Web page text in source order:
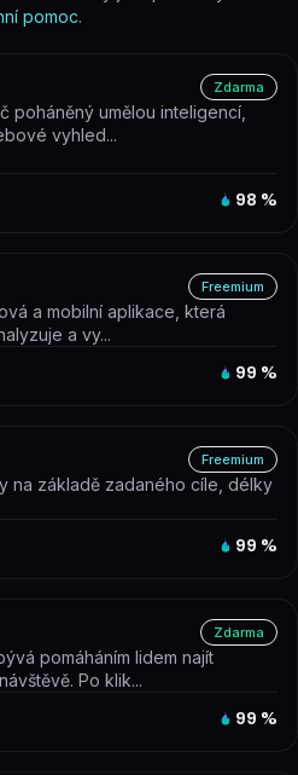
pomoc.
Zdarma
poháněný umělou inteligencí,
vyhled...
98 %
Freemium
a mobilní aplikace, která
a vy...
99 %
Freemium
na základě zadaného cíle, délky
99 %
Zdarma
pomáháním lidem najít
Po klik...
99 %